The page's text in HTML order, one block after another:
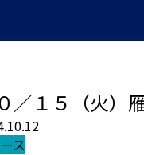
／１５（火）
ス